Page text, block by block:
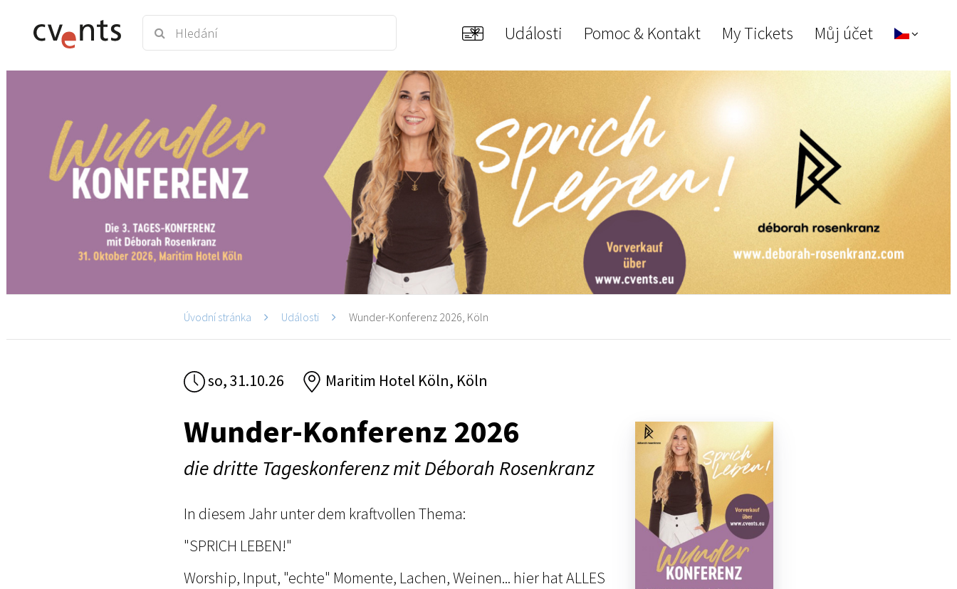
Události Pomoc & Kontakt My Tickets Můj účet
Úvodní stránka Události Wunder-Konferenz 2026, Köln
so, 31.10.26 Maritim Hotel Köln, Köln
Wunder-Konferenz 2026
die dritte Tageskonferenz mit Déborah Rosenkranz
In diesem Jahr unter dem kraftvollen Thema:
"SPRICH LEBEN!"
Worship, Input, "echte" Momente, Lachen, Weinen... hier hat ALLES